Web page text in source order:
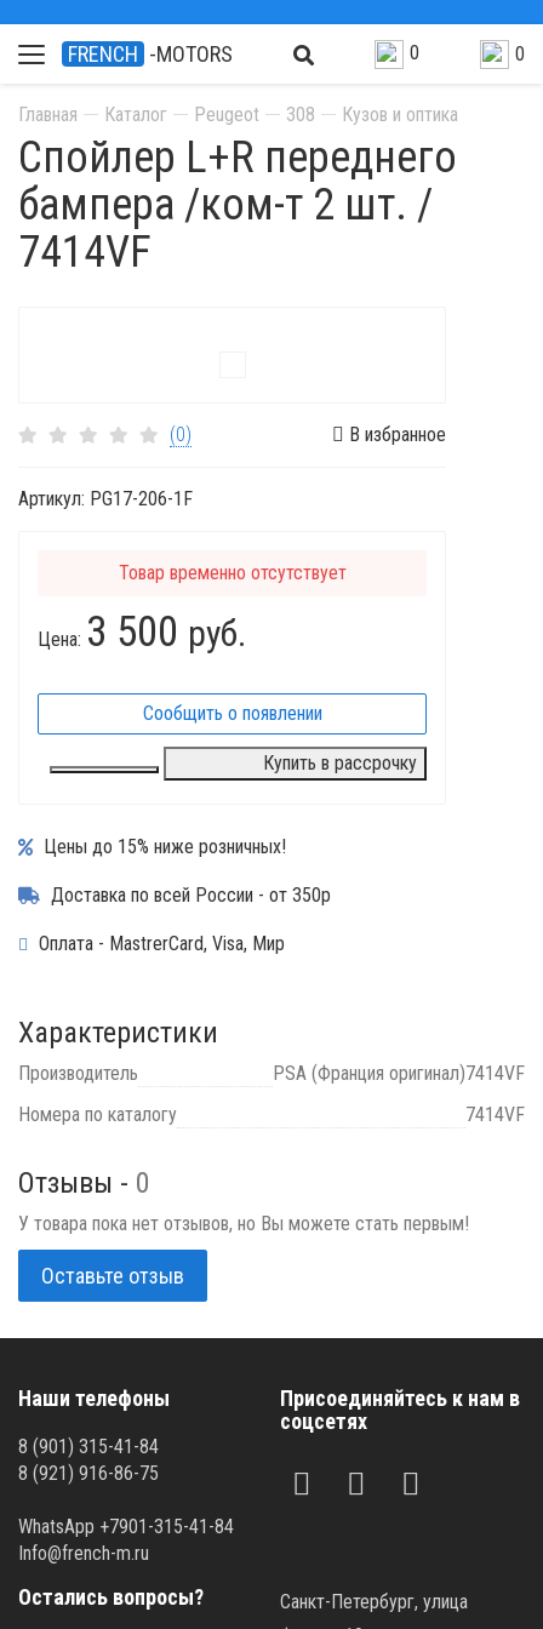
FRENCH -MOTORS 0 0
Главная Каталог Peugeot 308 Кузов и оптика
Спойлер L+R переднего
бампера /ком-т 2 шт. /
7414VF
(0) В избранное
Артикул: PG17-206-1F
Товар временно отсутствует
Цена: 3 500 руб.
Сообщить о появлении
Купить в рассрочку
Цены до 15% ниже розничных!
Доставка по всей России - от 350р
Оплата - MastrerCard, Visa, Мир
Характеристики
Производитель
PSA (Франция оригинал)7414VF
Номера по каталогу
7414VF
Отзывы - 0
У товара пока нет отзывов, но Вы можете стать первым!
Оставьте отзыв
Наши телефоны
8 (901) 315-41-84
8 (921) 916-86-75
WhatsApp +7901-315-41-84
Info@french-m.ru
Присоединяйтесь к нам в
соцсетях
Остались вопросы?
Санкт-Петербург, улица